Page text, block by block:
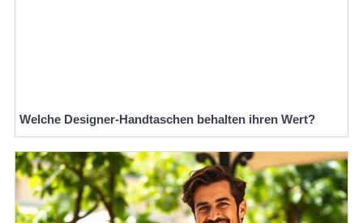
Welche Designer-Handtaschen behalten ihren Wert?